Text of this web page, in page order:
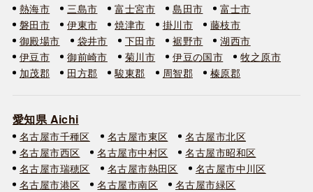
熱海市
三島市 富士宮市 島田市
富士市
磐田市
伊東市 焼津市 掛川市
藤枝市
御殿場市
袋井市 下田市 裾野市
湖西市
伊豆市
御前崎市 菊川市 伊豆の国市
牧之原市
加茂郡
田方郡 駿東郡 周智郡 榛原郡
愛知県 Aichi
名古屋市千種区 名古屋市東区
名古屋市北区
名古屋市西区
名古屋市中村区
名古屋市昭和区
名古屋市瑞穂区
名古屋市熱田区
名古屋市中川区
名古屋市港区
名古屋市南区
名古屋市緑区